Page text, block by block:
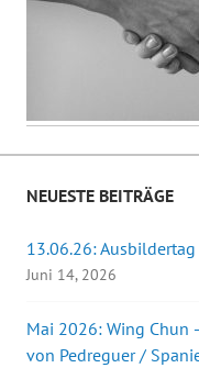
NEUESTE BEITRÄGE
13.06.26:
Juni 14, 2026
Mai 2026: Wing Chun
von Pedreguer /